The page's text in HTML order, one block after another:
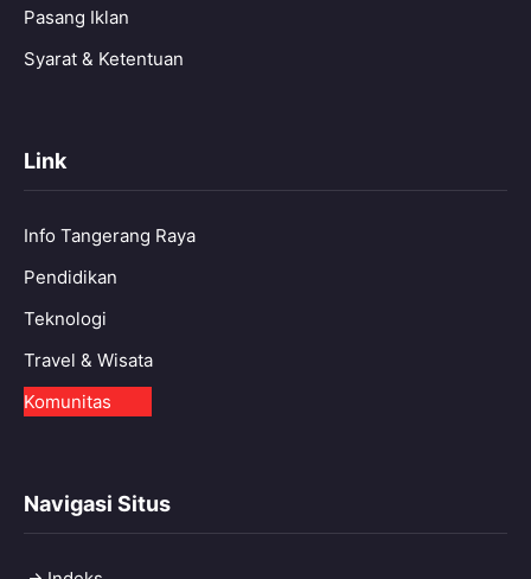
Pasang Iklan
Syarat & Ketentuan
Link
Info Tangerang Raya
Pendidikan
Teknologi
Travel & Wisata
Komunitas
Navigasi Situs